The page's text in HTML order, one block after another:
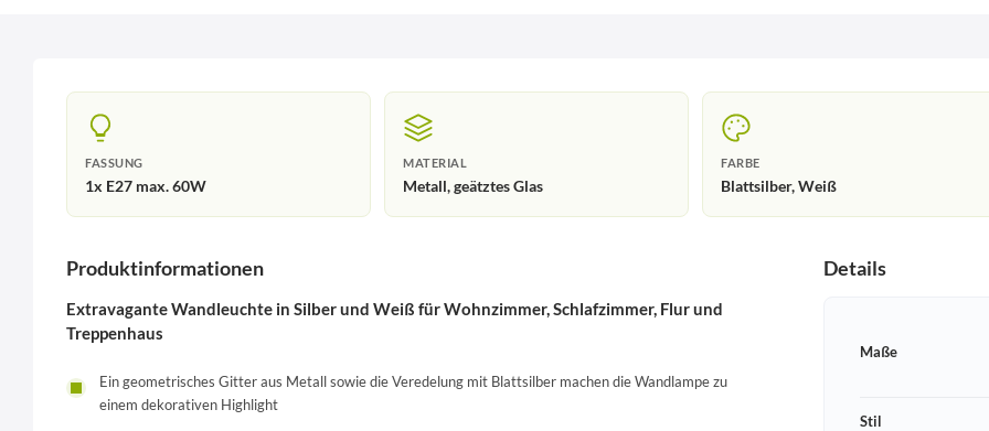
FASSUNG
1x E27 max. 60W
MATERIAL
Metall, geätztes Glas
FARBE
Blattsilber, Weiß
Produktinformationen
Extravagante Wandleuchte in Silber und Weiß für Wohnzimmer, Schlafzimmer, Flur und
Treppenhaus
Ein geometrisches Gitter aus Metall sowie die Veredelung mit Blattsilber machen die Wandlampe zu
einem dekorativen Highlight
Details
Maße
Stil